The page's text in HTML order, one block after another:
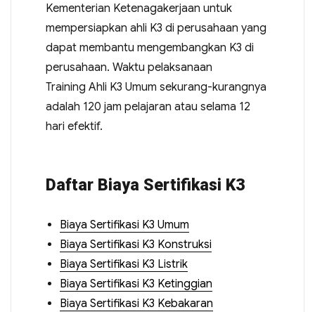
Kementerian Ketenagakerjaan untuk
mempersiapkan ahli K3 di perusahaan yang
dapat membantu mengembangkan K3 di
perusahaan. Waktu pelaksanaan
Training Ahli K3 Umum sekurang-kurangnya
adalah 120 jam pelajaran atau selama 12
hari efektif.
Daftar Biaya Sertifikasi K3
Biaya Sertifikasi K3 Umum
Biaya Sertifikasi K3 Konstruksi
Biaya Sertifikasi K3 Listrik
Biaya Sertifikasi K3 Ketinggian
Biaya Sertifikasi K3 Kebakaran